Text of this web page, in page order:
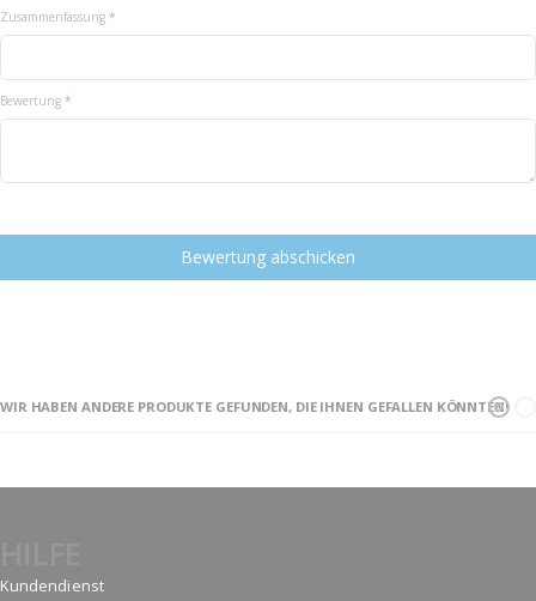
Zusammenfassung
Bewertung
Bewertung abschicken
WIR HABEN ANDERE PRODUKTE GEFUNDEN, DIE IHNEN GEFALLEN KÖNNTEN!
Kundendienst